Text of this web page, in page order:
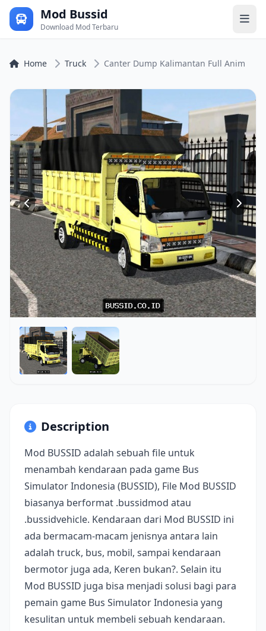
Mod Bussid
Download Mod Terbaru
Home Truck Canter Dump Kalimantan Full Anim
Description
Mod BUSSID adalah sebuah file untuk
menambah kendaraan pada game Bus
Simulator Indonesia (BUSSID), File Mod BUSSID
biasanya berformat .bussidmod atau
.bussidvehicle. Kendaraan dari Mod BUSSID ini
ada bermacam-macam jenisnya antara lain
adalah truck, bus, mobil, sampai kendaraan
bermotor juga ada, Keren bukan?. Selain itu
Mod BUSSID juga bisa menjadi solusi bagi para
pemain game Bus Simulator Indonesia yang
kesulitan untuk membeli sebuah kendaraan.